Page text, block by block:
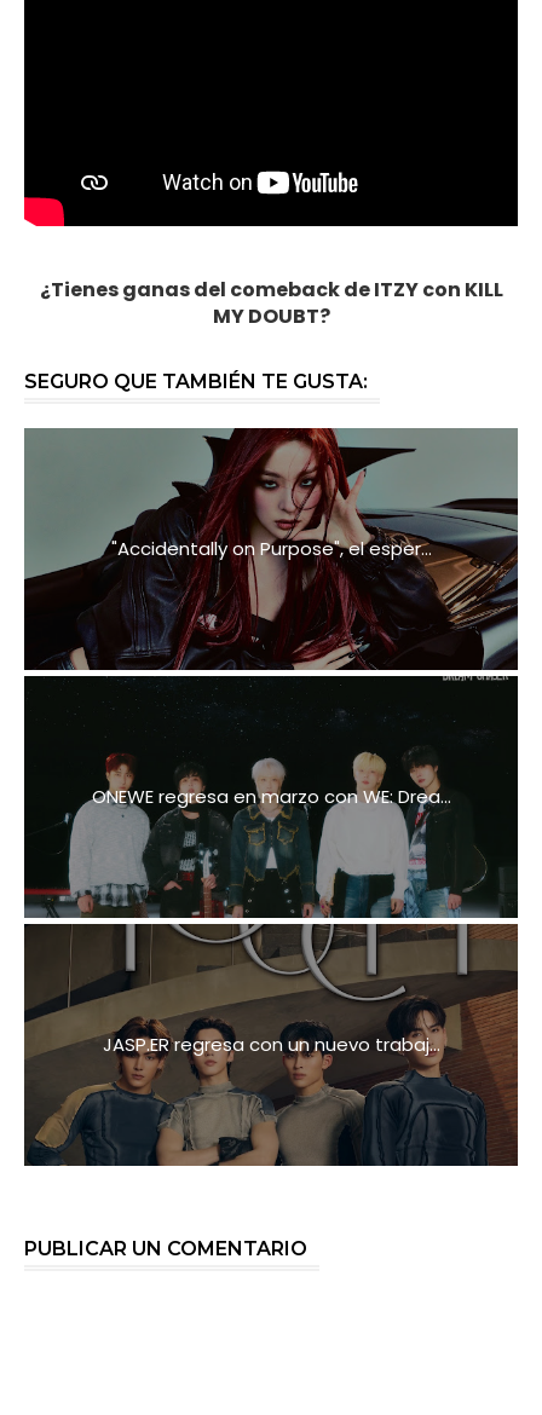
¿Tienes ganas del comeback de ITZY con KILL
MY DOUBT?
SEGURO QUE TAMBIÉN TE GUSTA:
"Accidentally on Purpose", el esper...
ONEWE regresa en marzo con WE: Drea...
JASP.ER regresa con un nuevo trabaj...
PUBLICAR UN COMENTARIO